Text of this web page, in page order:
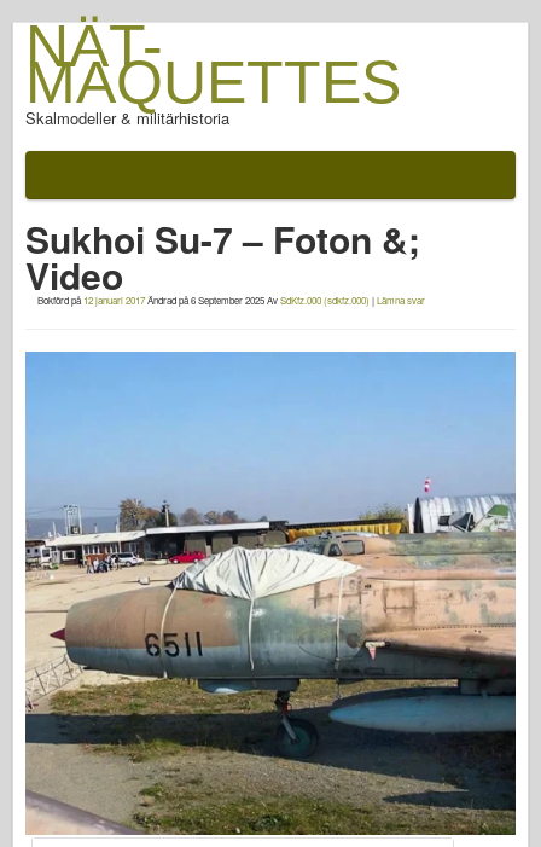
NÄT-
MAQUETTES
Skalmodeller & militärhistoria
Efter slaget
AFV Vapen
Allierad axel
Fiskgjuse modellering
Osprey Förlag
Skvadronsignal
Tankpower
Lastbilar & Tankar
Waffen-Arsenal
Wydawnictwo Militaria
Maquettes (maquettes)
Academy
Sukhoi Su-7 – Foton &;
Video
Bokförd på 12 januari 2017Ändrad på6 September 2025AvSdKfz.000 (sdkfz.000) |Lämna svar